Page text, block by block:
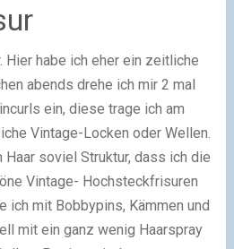
Hier habe ich eher ein zeitliche
abends drehe ich mir 2 mal
ein, diese trage ich am
Vintage-Locken oder Wellen.
soviel Struktur, dass ich die
Vintage- Hochsteckfrisuren
ich mit Bobbypins, Kämmen und
mit ein ganz wenig Haarspray